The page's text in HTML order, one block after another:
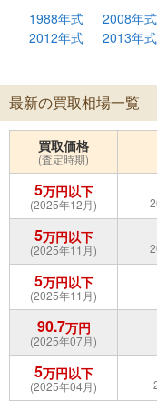
1988年式 2008年式
2012年式
2013年式
最新の買取相場一覧
買取価格
(査定時期)
5万円以下
(2025年12月)
5万円以下
(2025年11月)
5万円以下
(2025年11月)
90.7万円
(2025年07月)
5万円以下
(2025年04月)